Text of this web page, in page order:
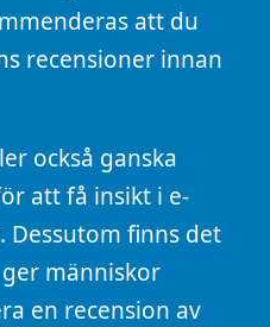
att du
recensioner innan
också ganska
att få insikt i e-
finns det
människor
en recension av